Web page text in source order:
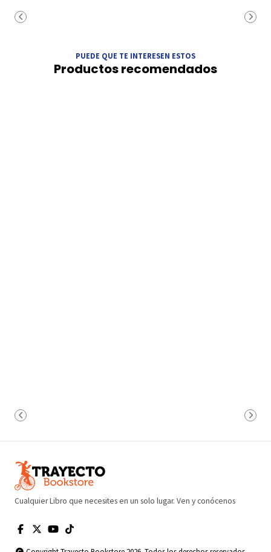
PUEDE QUE TE INTERESEN ESTOS
Productos recomendados
Cualquier Libro que necesites en un solo lugar. Ven y conócenos